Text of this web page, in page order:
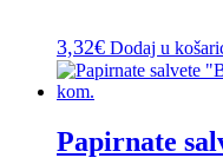
3,32€ Dodaj u
Papirnate